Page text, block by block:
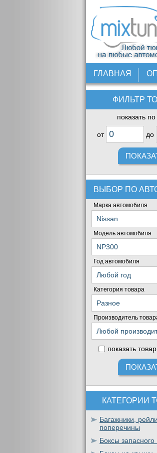
ГЛАВНАЯ
ФИЛЬТР
показать
от до
ВЫБОР ПО
Марка автомобиля
Модель автомобиля
Год автомобиля
Категория товара
Производитель
показать
КАТЕГОРИИ
Багажники,
поперечины
Боксы запасного